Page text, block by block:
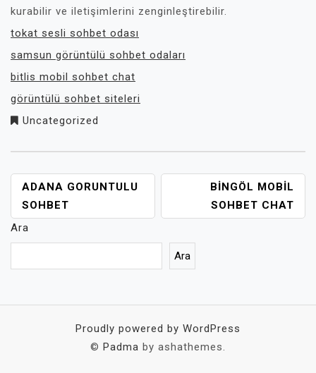
kurabilir ve iletişimlerini zenginleştirebilir.
tokat sesli sohbet odası
samsun görüntülü sohbet odaları
bitlis mobil sohbet chat
görüntülü sohbet siteleri
Uncategorized
YAZI
GEZINMESI
ADANA GORUNTULU
SOHBET
BINGÖL MOBIL
SOHBET CHAT
Ara
Ara
Proudly powered by WordPress
© Padma by ashathemes.